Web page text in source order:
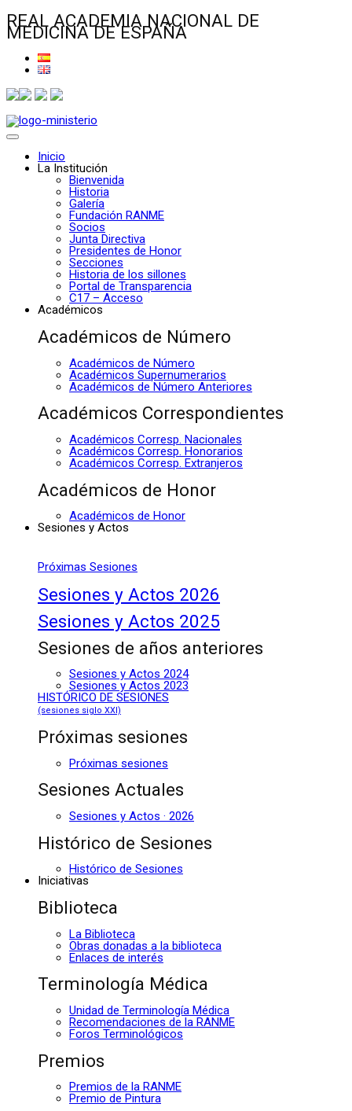
REAL ACADEMIA NACIONAL DE
MEDICINA DE ESPAÑA
Inicio
La Institución
Bienvenida
Historia
Galería
Fundación RANME
Socios
Junta Directiva
Presidentes de Honor
Secciones
Historia de los sillones
Portal de Transparencia
C17 – Acceso
Académicos
Académicos de Número
Académicos de Número
Académicos Supernumerarios
Académicos de Número Anteriores
Académicos Correspondientes
Académicos Corresp. Nacionales
Académicos Corresp. Honorarios
Académicos Corresp. Extranjeros
Académicos de Honor
Académicos de Honor
Sesiones y Actos
Próximas Sesiones
Sesiones y Actos 2026
Sesiones y Actos 2025
Sesiones de años anteriores
Sesiones y Actos 2024
Sesiones y Actos 2023
HISTÓRICO DE SESIONES
(sesiones siglo XXI)
Próximas sesiones
Próximas sesiones
Sesiones Actuales
Sesiones y Actos · 2026
Histórico de Sesiones
Histórico de Sesiones
Iniciativas
Biblioteca
La Biblioteca
Obras donadas a la biblioteca
Enlaces de interés
Terminología Médica
Unidad de Terminología Médica
Recomendaciones de la RANME
Foros Terminológicos
Premios
Premios de la RANME
Premio de Pintura